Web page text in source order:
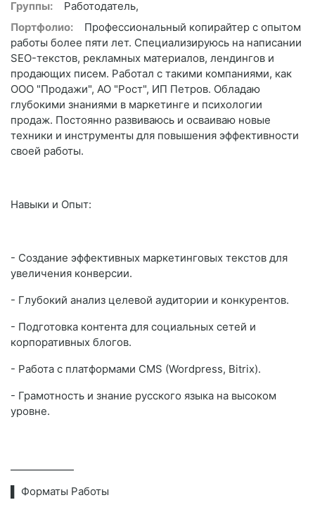
Группы:
Работодатель,
Портфолио:
Профессиональный копирайтер с опытом
работы более пяти лет. Специализируюсь на написании
SEO-текстов, рекламных материалов, лендингов и
продающих писем. Работал с такими компаниями, как
ООО "Продажи", АО "Рост", ИП Петров. Обладаю
глубокими знаниями в маркетинге и психологии
продаж. Постоянно развиваюсь и осваиваю новые
техники и инструменты для повышения эффективности
своей работы.
Навыки и Опыт:
- Создание эффективных маркетинговых текстов для
увеличения конверсии.
- Глубокий анализ целевой аудитории и конкурентов.
- Подготовка контента для социальных сетей и
корпоративных блогов.
- Работа с платформами CMS (Wordpress, Bitrix).
- Грамотность и знание русского языка на высоком
уровне.
▌ Форматы Работы